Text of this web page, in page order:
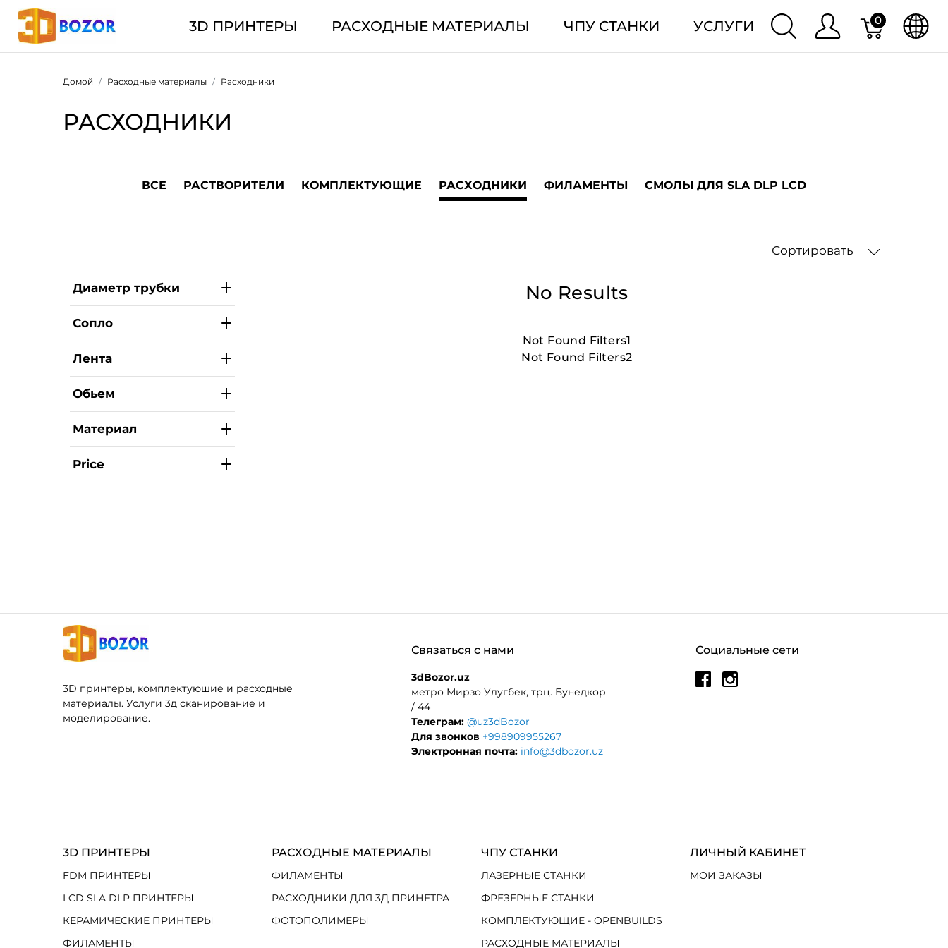
3D ПРИНТЕРЫ РАСХОДНЫЕ МАТЕРИАЛЫ ЧПУ СТАНКИ УСЛУГИ 0
Домой Расходные материалы Расходники
РАСХОДНИКИ
ВСЕ РАСТВОРИТЕЛИ КОМПЛЕКТУЮЩИЕ РАСХОДНИКИ ФИЛАМЕНТЫ СМОЛЫ ДЛЯ SLA DLP LCD
Сортировать
Диаметр трубки
Сопло
Лента
Обьем
Материал
Price
No Results
Not Found Filters1
Not Found Filters2
3D принтеры, комплектуюшие и расходные
материалы. Услуги 3д сканирование и
моделирование.
Социальные сети
Связаться с нами
3dBozor.uz
метро Мирзо Улугбек, трц. Бунедкор
/ 44
Телеграм: @uz3dBozor
Для звонков +998909955267
Электронная почта: info@3dbozor.uz
3D ПРИНТЕРЫ
FDM ПРИНТЕРЫ
LCD SLA DLP ПРИНТЕРЫ
КЕРАМИЧЕСКИЕ ПРИНТЕРЫ
ФИЛАМЕНТЫ
РАСХОДНЫЕ МАТЕРИАЛЫ
ФИЛАМЕНТЫ
РАСХОДНИКИ ДЛЯ 3Д ПРИНЕТРА
ФОТОПОЛИМЕРЫ
ЧПУ СТАНКИ
ЛАЗЕРНЫЕ СТАНКИ
ФРЕЗЕРНЫЕ СТАНКИ
КОМПЛЕКТУЮЩИЕ - OPENBUILDS
РАСХОДНЫЕ МАТЕРИАЛЫ
ЛИЧНЫЙ КАБИНЕТ
МОИ ЗАКАЗЫ